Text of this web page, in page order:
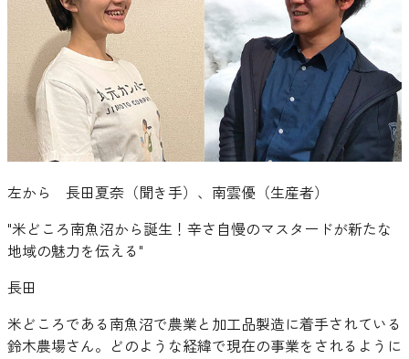
左から 長田夏奈（聞き手）、南雲優（生産者）
"米どころ南魚沼から誕生！辛さ自慢のマスタードが新たな
地域の魅力を伝える"
長田
米どころである南魚沼で農業と加工品製造に着手されている
鈴木農場さん。どのような経緯で現在の事業をされるように